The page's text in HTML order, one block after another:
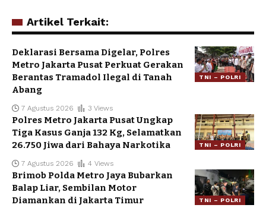
Artikel Terkait:
TNI – POLRI
Deklarasi Bersama Digelar, Polres
Metro Jakarta Pusat Perkuat Gerakan
Berantas Tramadol Ilegal di Tanah
Abang
7 Agustus 2026 3 Views
TNI – POLRI
Polres Metro Jakarta Pusat Ungkap
Tiga Kasus Ganja 132 Kg, Selamatkan
26.750 Jiwa dari Bahaya Narkotika
7 Agustus 2026 4 Views
TNI – POLRI
Brimob Polda Metro Jaya Bubarkan
Balap Liar, Sembilan Motor
Diamankan di Jakarta Timur